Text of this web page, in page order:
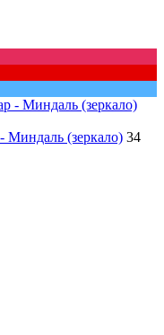
(зеркало) 34